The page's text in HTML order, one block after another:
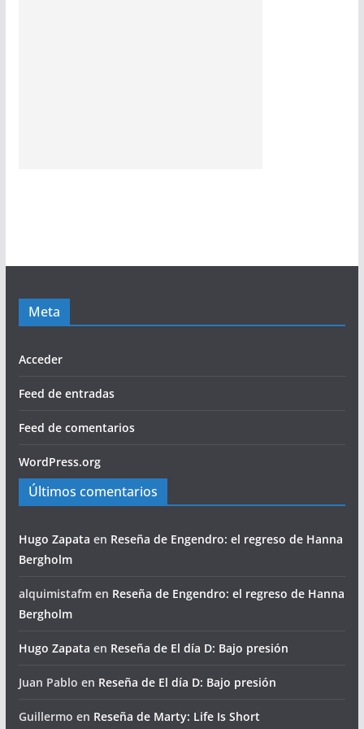
Meta
Acceder
Feed de entradas
Feed de comentarios
WordPress.org
Últimos comentarios
Hugo Zapata en Reseña de Engendro: el regreso de Hanna
Bergholm
alquimistafmen Reseña de Engendro: el regreso de Hanna
Bergholm
Hugo Zapata en Reseña de El día D: Bajo presión
Juan Pablo en Reseña de El día D: Bajo presión
Guillermo en Reseña de Marty: Life Is Short